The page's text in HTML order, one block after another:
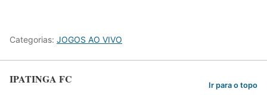
Categorias: JOGOS AO VIVO
IPATINGA FC Ir para o topo